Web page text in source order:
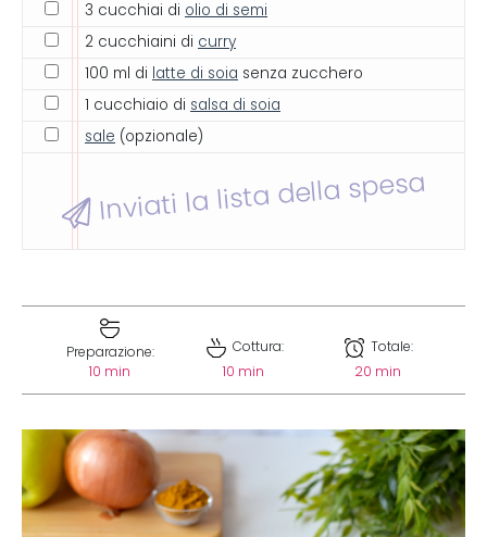
3 cucchiai di olio di semi
2 cucchiaini di curry
100 ml di latte di soia senza zucchero
1 cucchiaio di salsa di soia
sale (opzionale)
Inviati la lista della spesa
Preparazione:
10 min
Cottura:
10 min
Totale:
20 min